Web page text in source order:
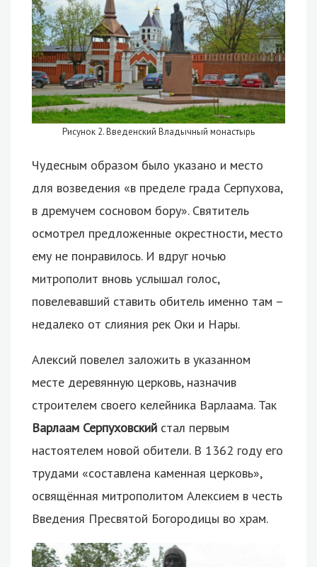
Рисунок 2. Введенский Владычный монастырь
Чудесным образом было указано и место
для возведения «в пределе града Серпухова,
в дремучем сосновом бору». Святитель
осмотрел предложенные окрестности, место
ему не понравилось. И вдруг ночью
митрополит вновь услышал голос,
повелевавший ставить обитель именно там –
недалеко от слияния рек Оки и Нары.
Алексий повелел заложить в указанном
месте деревянную церковь, назначив
строителем своего келейника Варлаама. Так
Варлаам Серпуховский стал первым
настоятелем новой обители. В 1362 году его
трудами «составлена каменная церковь»,
освящённая митрополитом Алексием в честь
Введения Пресвятой Богородицы во храм.